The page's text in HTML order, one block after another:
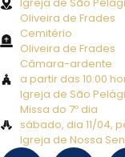
Oliveira de Frades
Cemitério
Oliveira de Frades
Câmara-ardente
a partir das 10:00
Igreja de São
Missa do 7º dia
sábado, dia 11/04,
Igreja de Nossa